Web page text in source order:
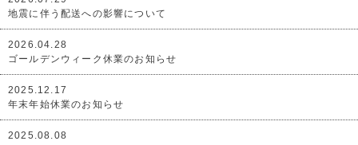
地震に伴う配送への影響について
2026.04.28
ゴールデンウィーク休業のお知らせ
2025.12.17
年末年始休業のお知らせ
2025.08.08